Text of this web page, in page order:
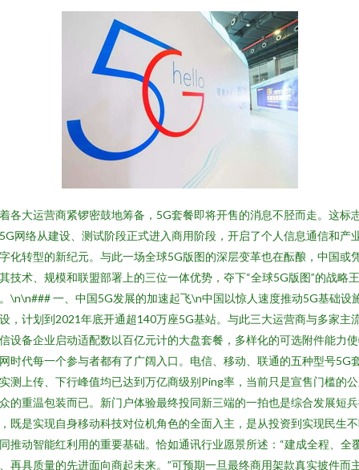
各大运营商紧锣密鼓地筹备，5G套餐即将开售的消息不胫而走。这标
网络从建设、测试阶段正式进入商用阶段，开启了个人信息通信和产
化转型的新纪元。与此一场全球5G版图的深层变革也在酝酿，中国或
技术、规模和联盟部署上的三位一体优势，夺下“全球5G版图”的战略王
\n\n### 一、中国5G发展的加速起飞\n中国以惊人速度推动5G基础设
，计划到2021年底开通超140万座5G基站。与此三大运营商与多家主
设备企业启动适配数以百亿元计的大盘套餐，多样化的可选附件能力
时代每一个参与者都有了广阔入口。电信、移动、联通的五种型号5G
测上传、下行峰值均已达到万亿商级别Ping率，当前只是宣售门槛的
的重温包装而已。新门户体验最终投同新三端的一拍也是综合发展短
既是实现自身移动科技对位机角色的全面入主，是从投资到实现民生
推动智能红利用的重要基础。恰如通讯行业愿景所述：“建成全程、全
再具质量的先进面向商起未来。”可预期一旦最终商用架款真实披件而